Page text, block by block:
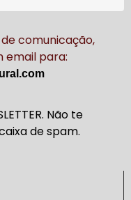
comunicação,
email para:
Não te
de spam.